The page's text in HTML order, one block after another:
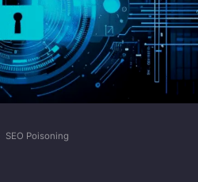
SEO Poisoning